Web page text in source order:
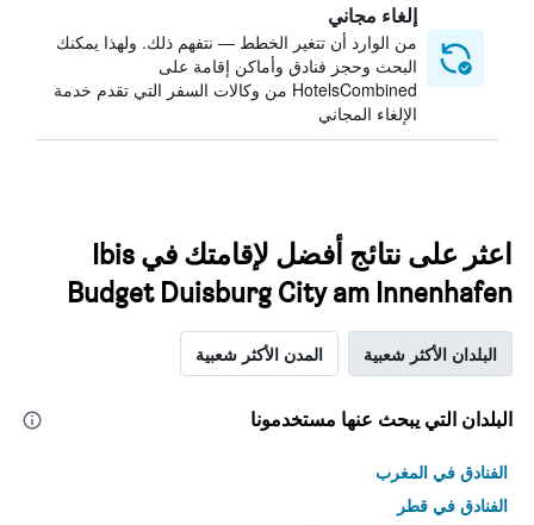
إلغاء مجاني
من الوارد أن تتغير الخطط — نتفهم ذلك. ولهذا يمكنك
البحث وحجز فنادق وأماكن إقامة على
HotelsCombined من وكالات السفر التي تقدم خدمة
الإلغاء المجاني
اعثر على نتائج أفضل لإقامتك في Ibis
Budget Duisburg City am Innenhafen
البلدان الأكثر شعبية المدن الأكثر شعبية
البلدان التي يبحث عنها مستخدمونا
الفنادق في المغرب
الفنادق في قطر